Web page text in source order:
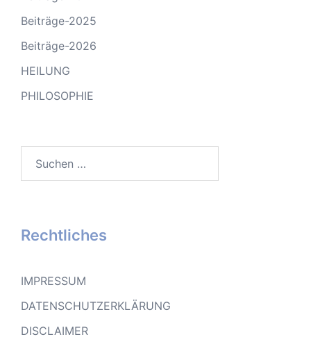
Beiträge-2025
Beiträge-2026
HEILUNG
PHILOSOPHIE
Rechtliches
IMPRESSUM
DATENSCHUTZERKLÄRUNG
DISCLAIMER